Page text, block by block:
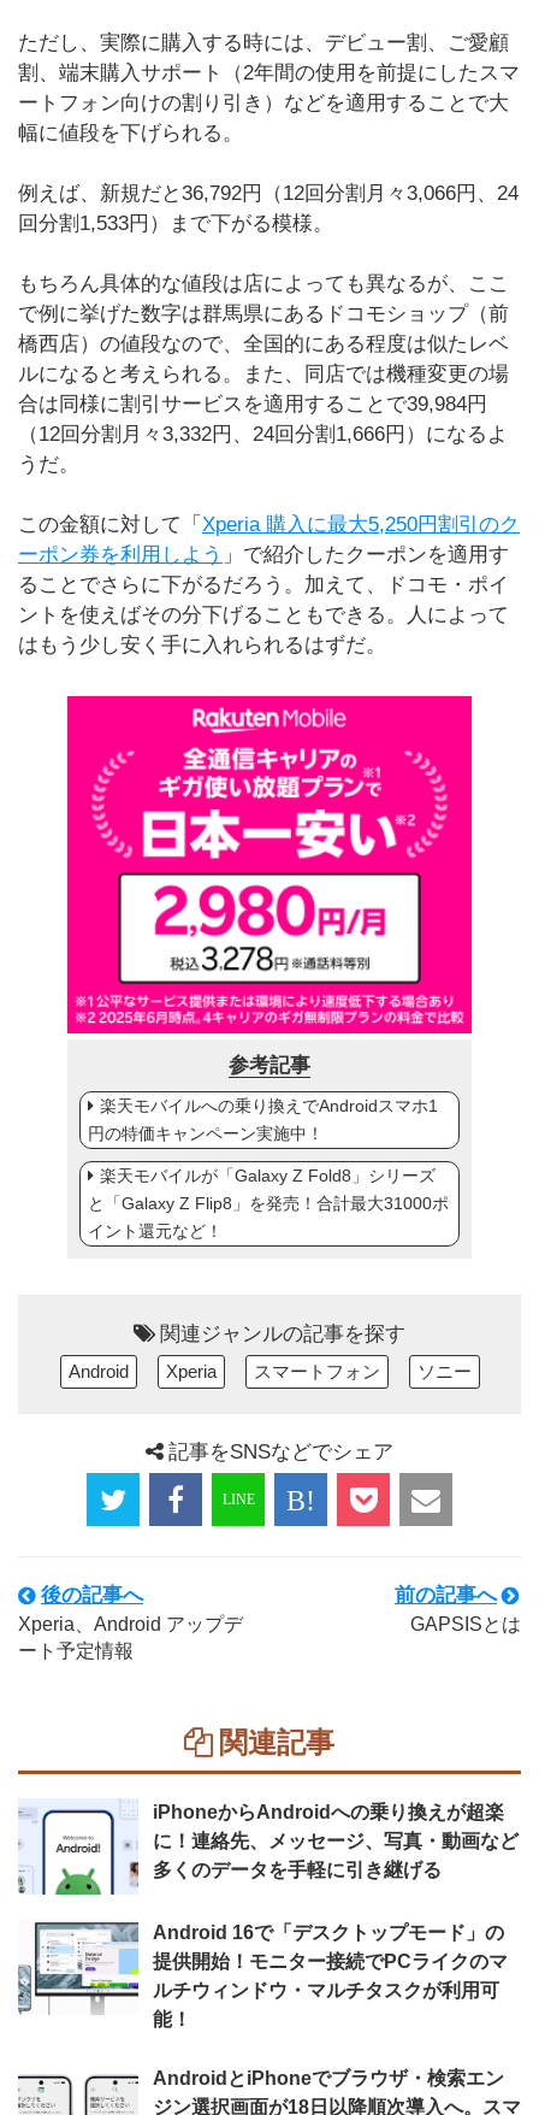
ただし、実際に購入する時には、デビュー割、ご愛顧
割、端末購入サポート（2年間の使用を前提にしたスマ
ートフォン向けの割り引き）などを適用することで大
幅に値段を下げられる。
例えば、新規だと36,792円（12回分割月々3,066円、24
回分割1,533円）まで下がる模様。
もちろん具体的な値段は店によっても異なるが、ここ
で例に挙げた数字は群馬県にあるドコモショップ（前
橋西店）の値段なので、全国的にある程度は似たレベ
ルになると考えられる。また、同店では機種変更の場
合は同様に割引サービスを適用することで39,984円
（12回分割月々3,332円、24回分割1,666円）になるよ
うだ。
この金額に対して「 Xperia 購入に最大5,250円割引のク
ーポン券を利用しよう 」で紹介したクーポンを適用す
ることでさらに下がるだろう。加えて、ドコモ・ポイ
ントを使えばその分下げることもできる。人によって
はもう少し安く手に入れられるはずだ。
参考記事
楽天モバイルへの乗り換えでAndroidスマホ1
円の特価キャンペーン実施中！
楽天モバイルが「Galaxy Z Fold8」シリーズ
と「Galaxy Z Flip8」を発売！合計最大31000ポ
イント還元など！
関連ジャンルの記事を探す
Android Xperia スマートフォン ソニー
記事をSNSなどでシェア
後の記事へ
Xperia、Android アップデ
ート予定情報
前の記事へ
GAPSISとは
関連記事
iPhoneからAndroidへの乗り換えが超楽
に！連絡先、メッセージ、写真・動画など
多くのデータを手軽に引き継げる
Android 16で「デスクトップモード」の
提供開始！モニター接続でPCライクのマ
ルチウィンドウ・マルチタスクが利用可
能！
AndroidとiPhoneでブラウザ・検索エン
ジン選択画面が18日以降順次導入へ。スマ